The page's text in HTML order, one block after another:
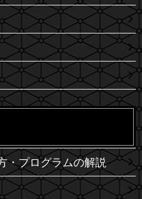
・プログラムの解説